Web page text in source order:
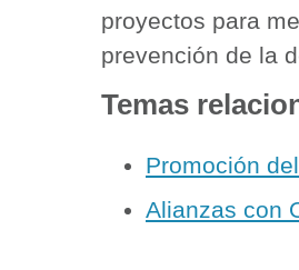
proyectos para
prevención de la
Temas
Promoción
Alianzas con